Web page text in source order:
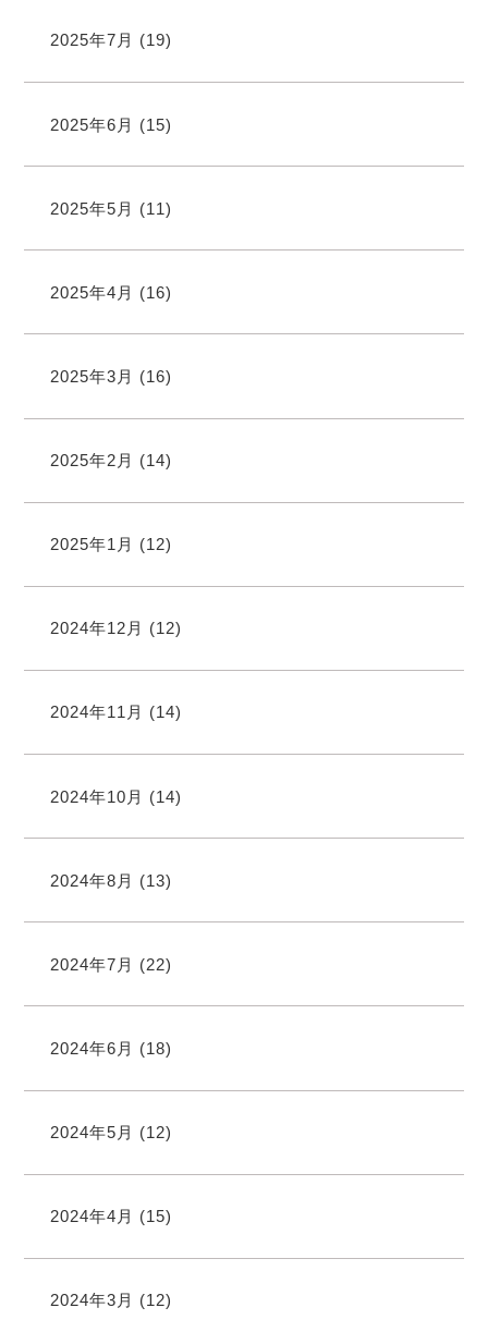
2025年7月 (19)
2025年6月 (15)
2025年5月 (11)
2025年4月 (16)
2025年3月 (16)
2025年2月 (14)
2025年1月 (12)
2024年12月 (12)
2024年11月 (14)
2024年10月 (14)
2024年8月 (13)
2024年7月 (22)
2024年6月 (18)
2024年5月 (12)
2024年4月 (15)
2024年3月 (12)